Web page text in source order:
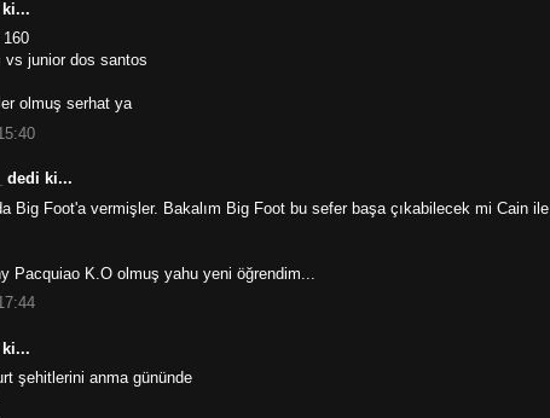
160
vs junior dos santos
olmuş serhat ya
dedi ki...
Big Foot'a vermişler. Bakalım Big Foot bu sefer başa çıkabilecek mi Cain ile
Pacquiao K.O olmuş yahu yeni öğrendim...
şehitlerini anma gününde